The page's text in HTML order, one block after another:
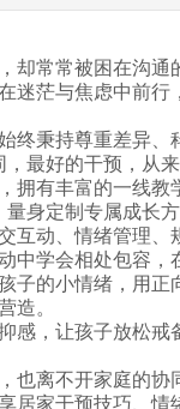
却常常被困在沟
迷茫与焦虑中前
终秉持尊重差异
最好的干预，从
拥有丰富的一线
身定制专属成长
互动、情绪管理
中学会相处包容
子的小情绪，用正
造。
感，让孩子放松
也离不开家庭的协
居家干预技巧、